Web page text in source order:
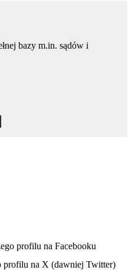
bazy m.in. sądów i
karcie
profilu na Facebooku
profilu na X (dawniej Twitter)